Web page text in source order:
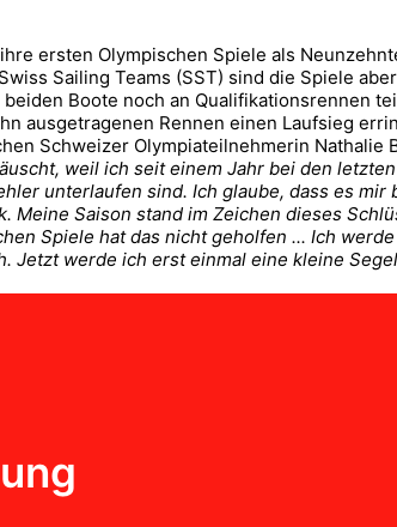
ersten Olympischen Spiele als
Sailing Teams (SST) sind die Spiele
Boote noch an Qualifikationsrennen
ausgetragenen Rennen einen Laufsieg
Schweizer Olympiateilnehmerin
weil ich seit einem Jahr bei den
unterlaufen sind. Ich glaube, dass es mir
Saison stand im Zeichen dieses
Spiele hat das nicht geholfen ... Ich
werde ich erst einmal eine kleine